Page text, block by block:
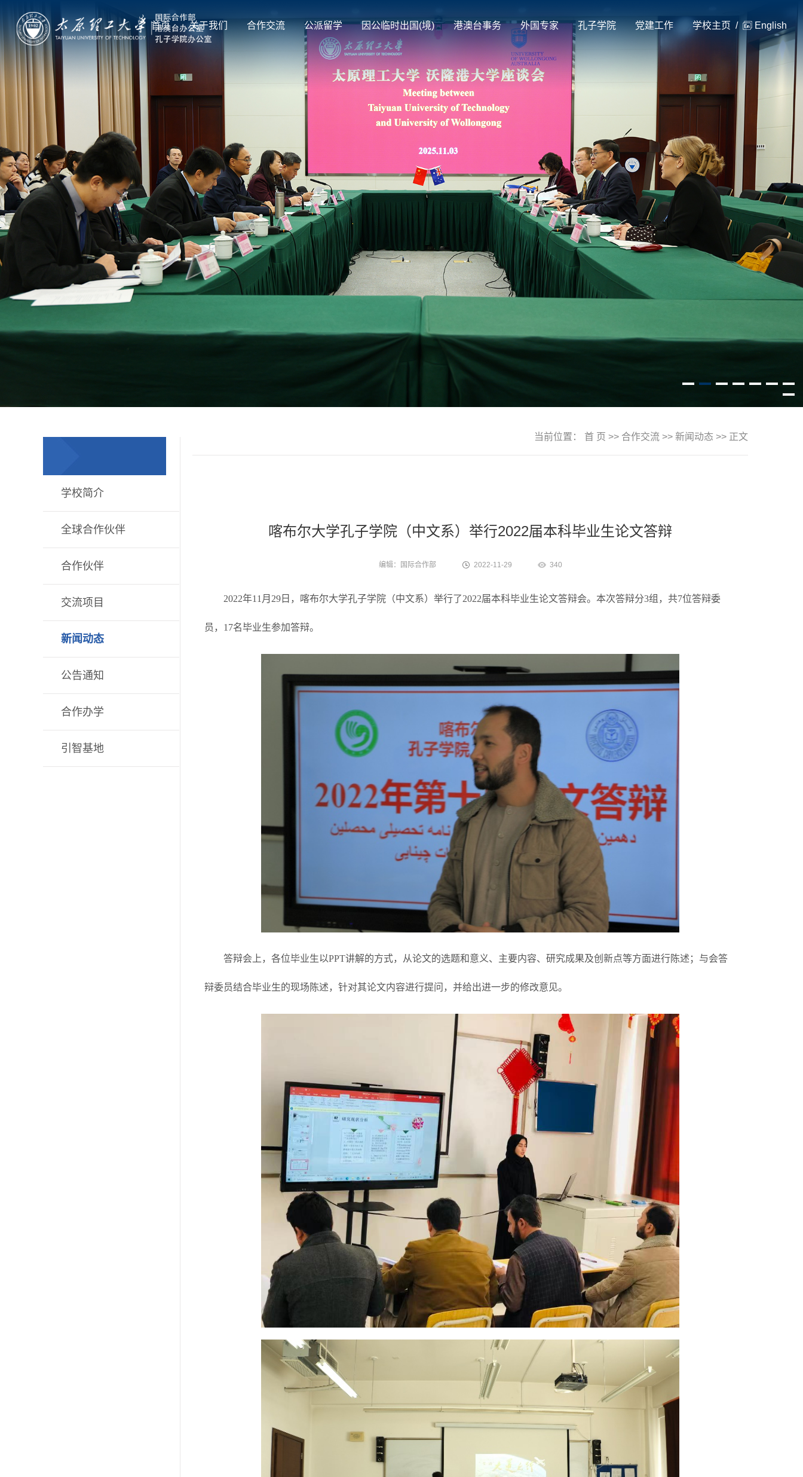
首页 关于我们 合作交流 公派留学 因公临时出国(境) 港澳台事务 外国专家 孔子学院 党建工作 学校主页 / English
学校简介
全球合作伙伴
合作伙伴
交流项目
新闻动态
公告通知
合作办学
引智基地
当前位置： 首 页 >> 合作交流 >> 新闻动态 >> 正文
喀布尔大学孔子学院（中文系）举行2022届本科毕业生论文答辩
编辑：国际合作部 2022-11-29 340
2022年11月29日，喀布尔大学孔子学院（中文系）举行了2022届本科毕业生论文答辩会。本次答辩分3组，共7位答辩委
员，17名毕业生参加答辩。
答辩会上，各位毕业生以PPT讲解的方式，从论文的选题和意义、主要内容、研究成果及创新点等方面进行陈述；与会答
辩委员结合毕业生的现场陈述，针对其论文内容进行提问，并给出进一步的修改意见。